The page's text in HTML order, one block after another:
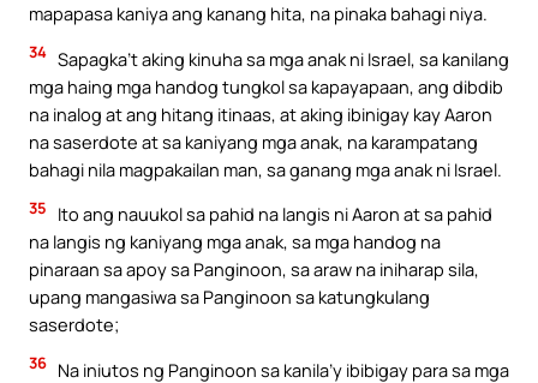
mapapasa kaniya ang kanang hita, na pinaka bahagi niya.
34 Sapagka’t aking kinuha sa mga anak ni Israel, sa kanilang
mga haing mga handog tungkol sa kapayapaan, ang dibdib
na inalog at ang hitang itinaas, at aking ibinigay kay Aaron
na saserdote at sa kaniyang mga anak, na karampatang
bahagi nila magpakailan man, sa ganang mga anak ni Israel.
35
Ito ang nauukol sa pahid na langis ni Aaron at sa pahid
na langis ng kaniyang mga anak, sa mga handog na
pinaraan sa apoy sa Panginoon, sa araw na iniharap sila,
upang mangasiwa sa Panginoon sa katungkulang
saserdote;
36 Na iniutos ng Panginoon sa kanila’y ibibigay para sa mga